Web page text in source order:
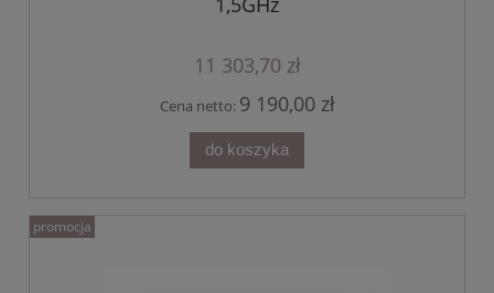
11 303,70 zł
Cena netto: 9 190,00 zł
do koszyka
promocja